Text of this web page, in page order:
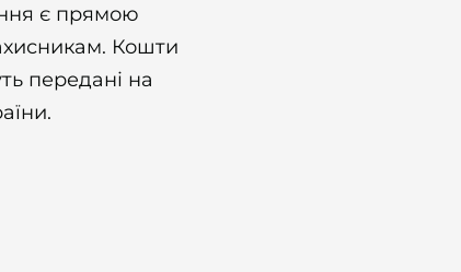
є прямою
Кошти
передані на